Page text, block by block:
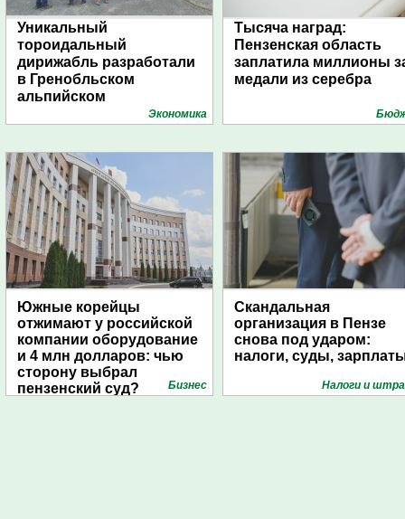
Уникальный
тороидальный
дирижабль разработали
в Гренобльском
альпийском
Экономика
Тысяча наград:
Пензенская область
заплатила миллионы
медали из серебра
Южные корейцы
отжимают у российской
компании оборудование
и 4 млн долларов: чью
сторону выбрал
пензенский суд?
Бизнес
Скандальная
организация в Пензе
снова под ударом:
налоги, суды,
Налоги и